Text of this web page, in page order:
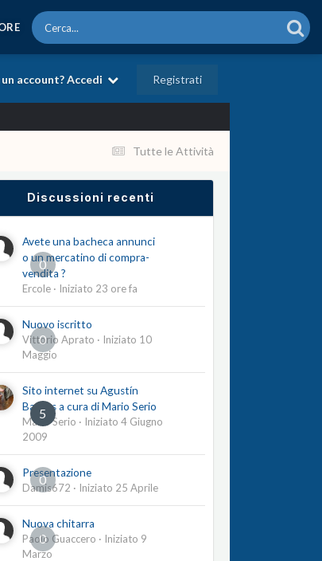
account? Accedi Registrati
Tutte le Attività
Discussioni recenti
0
Avete una bacheca annunci
o un mercatino di compra-
vendita ?
Ercole· Iniziato 23 ore fa
0
Nuovo iscritto
Vittorio Aprato · Iniziato 10
Maggio
5
Sito internet su Agustín
Barrios a cura di Mario Serio
Mario Serio · Iniziato 4 Giugno
2009
0
Presentazione
Damis672 · Iniziato 25 Aprile
0
Nuova chitarra
Paolo Guaccero · Iniziato 9
Marzo